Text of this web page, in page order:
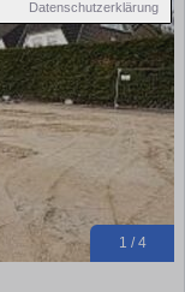
Datenschutzerklärung
1 / 4